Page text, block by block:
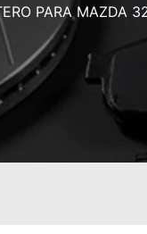
PARA MAZDA